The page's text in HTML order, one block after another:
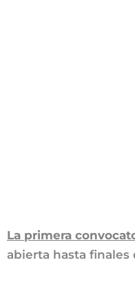
La primera
abierta hasta finales